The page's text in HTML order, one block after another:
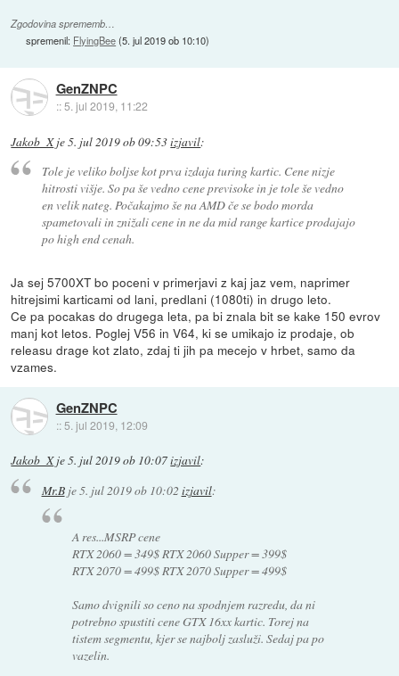
Zgodovina sprememb…
spremenil: FlyingBee(5. jul 2019 ob 10:10)
GenZNPC
::5. jul 2019, 11:22
Jakob_Xje5. jul 2019 ob 09:53izjavil:
Tole je veliko boljse kot prva izdaja turing kartic. Cene nizje
hitrosti višje. So pa še vedno cene previsoke in je tole še vedno
en velik nateg. Počakajmo še na AMD če se bodo morda
spametovali in znižali cene in ne da mid range kartice prodajajo
po high end cenah.
Ja sej 5700XT bo poceni v primerjavi z kaj jaz vem, naprimer
hitrejsimi karticami od lani, predlani (1080ti) in drugo leto.
Ce pa pocakas do drugega leta, pa bi znala bit se kake 150 evrov
manj kot letos. Poglej V56 in V64, ki se umikajo iz prodaje, ob
releasu drage kot zlato, zdaj ti jih pa mecejo v hrbet, samo da
vzames.
GenZNPC
:: 5. jul 2019, 12:09
Jakob_Xje5. jul 2019 ob 10:07izjavil:
Mr.Bje5. jul 2019 ob 10:02 izjavil:
A res...MSRP cene
RTX 2060 = 349$ RTX 2060 Supper = 399$
RTX 2070 = 499$ RTX 2070 Supper = 499$
Samo dvignili so ceno na spodnjem razredu, da ni
potrebno spustiti cene GTX 16xx kartic. Torej na
tistem segmentu, kjer se najbolj zasluži. Sedaj pa po
vazelin.